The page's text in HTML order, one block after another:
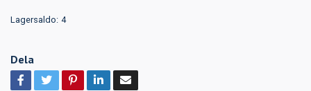
Lagersaldo: 4
Dela